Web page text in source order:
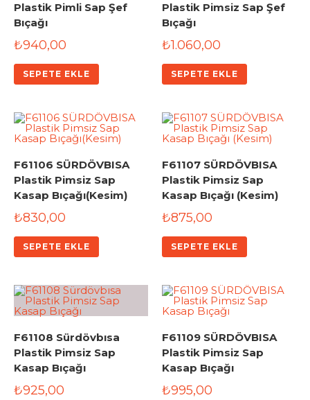
Plastik Pimli Sap Şef
Bıçağı
₺940,00
SEPETE EKLE
Plastik Pimsiz Sap Şef
Bıçağı
₺1.060,00
SEPETE EKLE
F61106 SÜRDÖVBISA
Plastik Pimsiz Sap
Kasap Bıçağı(Kesim)
₺830,00
SEPETE EKLE
F61107 SÜRDÖVBISA
Plastik Pimsiz Sap
Kasap Bıçağı (Kesim)
₺875,00
SEPETE EKLE
F61108 Sürdövbısa
Plastik Pimsiz Sap
Kasap Bıçağı
₺925,00
F61109 SÜRDÖVBISA
Plastik Pimsiz Sap
Kasap Bıçağı
₺995,00